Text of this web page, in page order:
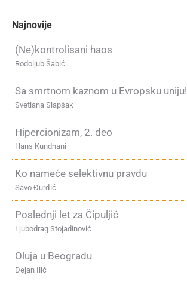
Najnovije
(Ne)kontrolisani haos
Rodoljub Šabić
Sa smrtnom kaznom u Evropsku uniju!
Svetlana Slapšak
Hipercionizam, 2. deo
Hans Kundnani
Ko nameće selektivnu pravdu
Savo Đurđić
Poslednji let za Čipuljić
Ljubodrag Stojadinović
Oluja u Beogradu
Dejan Ilić